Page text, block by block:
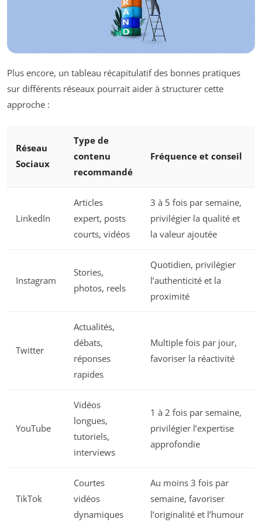
Plus encore, un tableau récapitulatif des bonnes pratiques
sur différents réseaux pourrait aider à structurer cette
approche :
Réseau
Sociaux
Type de
contenu
recommandé
Fréquence et conseil
LinkedIn
Articles
expert, posts
courts, vidéos
3 à 5 fois par semaine,
privilégier la qualité et
la valeur ajoutée
Instagram
Stories,
photos, reels
Quotidien, privilégier
l’authenticité et la
proximité
Twitter
Actualités,
débats,
réponses
rapides
Multiple fois par jour,
favoriser la réactivité
YouTube
Vidéos
longues,
tutoriels,
interviews
1 à 2 fois par semaine,
privilégier l’expertise
approfondie
TikTok
Courtes
vidéos
dynamiques
Au moins 3 fois par
semaine, favoriser
l’originalité et l’humour